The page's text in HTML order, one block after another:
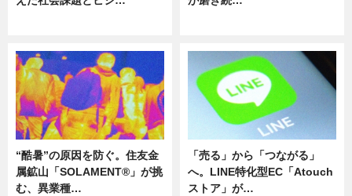
“酷暑”の原因を防ぐ。住友金
属鉱山「SOLAMENT®」が挑
む、異業種…
「売る」から「つながる」
へ。LINE特化型EC「Atouch
ストア」が…